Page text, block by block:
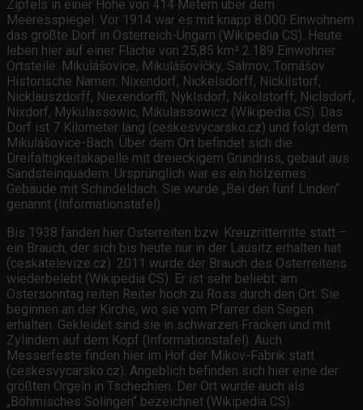
Zipfels in einer Höhe von 414 Metern über dem
Meeresspiegel. Vor 1914 war es mit knapp 8.000 Einwohnern
das größte Dorf in Österreich-Ungarn (Wikipedia CS). Heute
leben hier auf einer Fläche von 25,85 km² 2.189 Einwohner.
Ortsteile: Mikulášovice, Mikulášovičky, Salmov, Tomášov.
Historische Namen: Nixendorf, Nickelsdorff, Nickilstorf,
Nicklauszdorff, Niexendorffl, Nyklsdorf, Nikolstorff, Niclsdorf,
Nixdorf, Mykulassowic, Mikulassowicz (Wikipedia CS). Das
Dorf ist 7 Kilometer lang (ceskesvycarsko.cz) und folgt dem
Mikulášovice-Bach. Über dem Ort befindet sich die
Dreifaltigkeitskapelle mit dreieckigem Grundriss, gebaut aus
Sandsteinquadern. Ursprünglich war es ein hölzernes
Gebäude mit Schindeldach. Sie wurde „Bei den fünf Linden“
genannt (Informationstafel).
Bis 1938 fanden hier Osterreiten bzw. Kreuzritterritte statt –
ein Brauch, der sich bis heute nur in der Lausitz erhalten hat
(ceskatelevize.cz). 2011 wurde der Brauch des Osterreitens
wiederbelebt (Wikipedia CS). Er ist sehr beliebt: am
Ostersonntag reiten Reiter hoch zu Ross durch den Ort. Sie
beginnen an der Kirche, wo sie vom Pfarrer den Segen
erhalten. Gekleidet sind sie in schwarzen Fräcken und mit
Zylindern auf dem Kopf (Informationstafel). Auch
Messerfeste finden hier im Hof der Mikov-Fabrik statt
(ceskesvycarsko.cz). Angeblich befinden sich hier eine der
größten Orgeln in Tschechien. Der Ort wurde auch als
„Böhmisches Solingen“ bezeichnet (Wikipedia CS).